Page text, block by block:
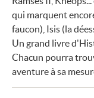
qui marquent
faucon), Isis (la
Un grand livre
Chacun pourra
aventure à sa